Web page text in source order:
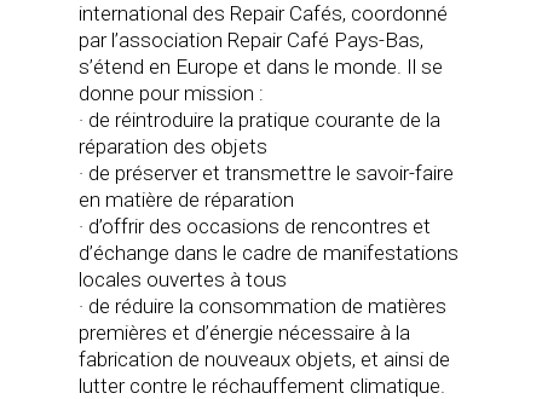
international des Repair Cafés, coordonné
par l’association Repair Café Pays-Bas,
s’étend en Europe et dans le monde. Il se
donne pour mission :
· de réintroduire la pratique courante de la
réparation des objets
· de préserver et transmettre le savoir-faire
en matière de réparation
· d’offrir des occasions de rencontres et
d’échange dans le cadre de manifestations
locales ouvertes à tous
· de réduire la consommation de matières
premières et d’énergie nécessaire à la
fabrication de nouveaux objets, et ainsi de
lutter contre le réchauffement climatique.